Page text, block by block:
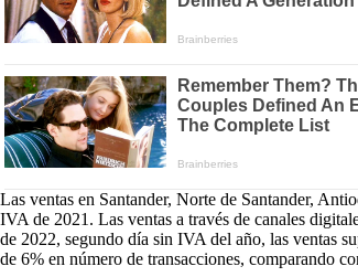
Las ventas en Santander, Norte de Santander,
IVA de 2021. Las ventas a través de canales
de 2022, segundo día sin IVA del año, las ventas
de 6% en número de transacciones, comparando